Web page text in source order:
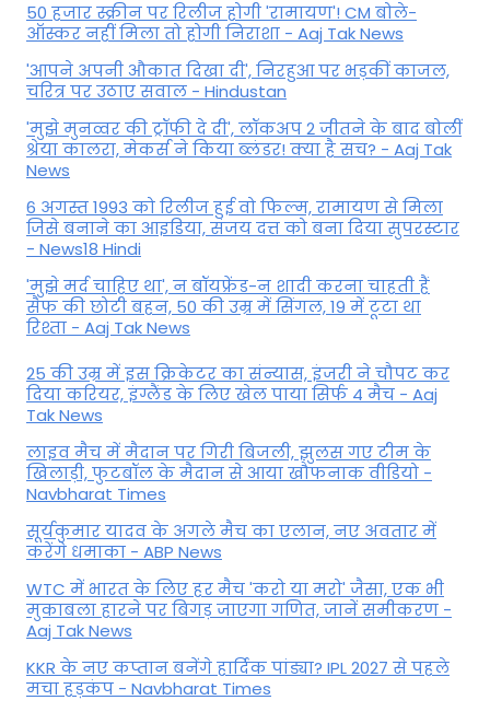
50 हजार स्क्रीन पर रिलीज होगी 'रामायण'! CM बोले-
ऑस्कर नहीं मिला तो होगी निराशा - Aaj Tak News
'आपने अपनी औकात दिखा दी', निरहुआ पर भड़कीं काजल,
चरित्र पर उठाए सवाल - Hindustan
'मुझे मुनव्वर की ट्रॉफी दे दी', लॉकअप 2 जीतने के बाद बोलीं
श्रेया कालरा, मेकर्स ने किया ब्लंडर! क्या है सच? - Aaj Tak
News
6 अगस्त 1993 को रिलीज हुई वो फिल्म, रामायण से मिला
जिसे बनाने का आइडिया, संजय दत्त को बना दिया सुपरस्टार
- News18 Hindi
'मुझे मर्द चाहिए था', न बॉयफ्रेंड-न शादी करना चाहती हैं
सैफ की छोटी बहन, 50 की उम्र में सिंगल, 19 में टूटा था
रिश्ता - Aaj Tak News
25 की उम्र में इस क्रिकेटर का संन्यास, इंजरी ने चौपट कर
दिया करियर, इंग्लैंड के लिए खेल पाया सिर्फ 4 मैच - Aaj
Tak News
लाइव मैच में मैदान पर गिरी बिजली, झुलस गए टीम के
खिलाड़ी, फुटबॉल के मैदान से आया खौफनाक वीडियो -
Navbharat Times
सूर्यकुमार यादव के अगले मैच का एलान, नए अवतार में
करेंगे धमाका - ABP News
WTC में भारत के लिए हर मैच 'करो या मरो' जैसा, एक भी
मुकाबला हारने पर बिगड़ जाएगा गण‍ित, जानें समीकरण -
Aaj Tak News
KKR के नए कप्तान बनेंगे हार्दिक पांड्या? IPL 2027 से पहले
मचा हड़कंप - Navbharat Times